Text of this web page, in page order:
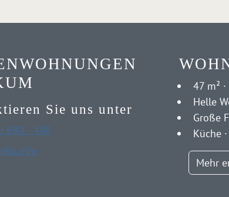
wird Ihr gewünschter Buchungszeitraum
Sie uns unter
680 - 480
47 m²
Helle
Große
Küche
Mehr